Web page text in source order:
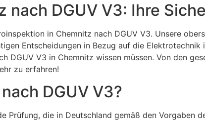
DGUV V3: Ihre
in Chemnitz nach DGUV V3. Unsere
Entscheidungen in Bezug auf die
DGUV V3 in Chemnitz wissen müssen. Von den
zu erfahren!
DGUV V3?
die in Deutschland gemäß den Vorgaben